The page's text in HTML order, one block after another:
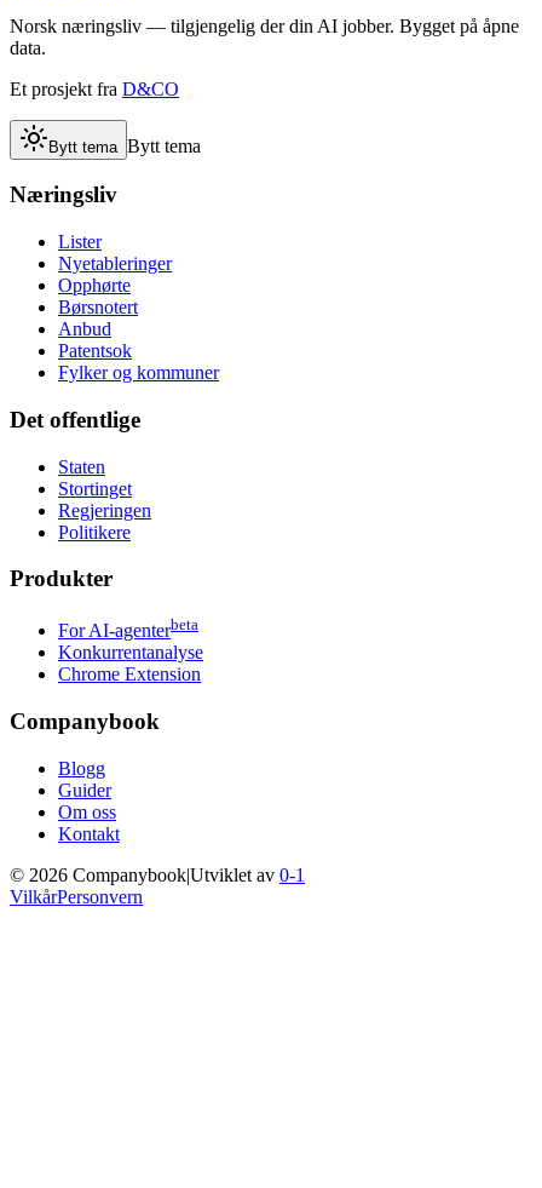
Norsk næringsliv — tilgjengelig der din AI jobber. Bygget på åpne
data.
Et prosjekt fra D&CO
Bytt tema Bytt tema
Næringsliv
Lister
Nyetableringer
Opphørte
Børsnotert
Anbud
Patentsok
Fylker og kommuner
Det offentlige
Staten
Stortinget
Regjeringen
Politikere
Produkter
For AI-agenterbeta
Konkurrentanalyse
Chrome Extension
Companybook
Blogg
Guider
Om oss
Kontakt
© 2026 Companybook|Utviklet av 0-1
VilkårPersonvern